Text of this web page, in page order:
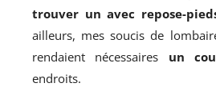
trouver un avec repose-
ailleurs, mes soucis de
rendaient nécessaires un
endroits.